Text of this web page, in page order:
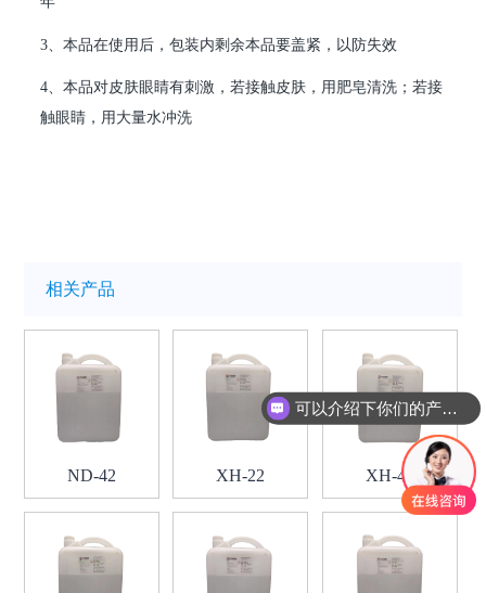
3、本品在使用后，包装内剩余本品要盖紧，以防失效
4、本品对皮肤眼睛有刺激，若接触皮肤，用肥皂清洗；若接
触眼睛，用大量水冲洗
相关产品
ND-42 XH-22 XH-40
可以介绍下你们的产品么